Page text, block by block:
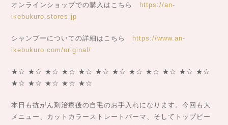
オンラインショップでの購入はこちら https://an-
ikebukuro.stores.jp
シャンプーについての詳細はこちら https://www.an-
ikebukuro.com/original/
★☆ ★☆ ★☆ ★☆ ★☆ ★☆ ★☆ ★☆ ★☆ ★☆ ★☆ ★☆
★☆ ★☆ ★☆ ★☆ ★☆
本日も抗がん剤治療後の自毛のお手入れになります。今回も大
メニュー、カットカラーストレートパーマ、そしてトップピー